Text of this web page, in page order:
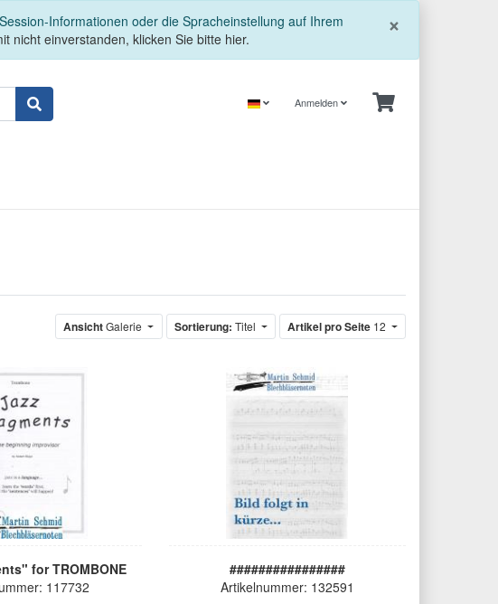
×
Informationen oder die Spracheinstellung auf Ihrem
nicht einverstanden, klicken Sie bitte hier.
Anmelden
AnsichtGalerie Sortierung: Titel Artikel pro Seite 12
for TROMBONE
117732
################
Artikelnummer: 132591